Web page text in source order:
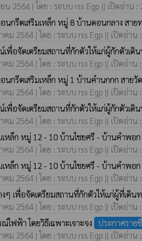
น 2564 | โดย : ระบบ rss Egp || เปิดอ่าน :
นกรีตเสริมเหล็ก หมู่ 8 บ้านดอนกลาง สา
ม 2564 | โดย : ระบบ rss Egp || เปิดอ่าน
พื่อจัดเตรียมสถานที่กักตัวให้แก่ผู้กักตัวเดิน
ม 2564 | โดย : ระบบ rss Egp || เปิดอ่าน
นกรีตเสริมเหล็ก หมู่ 1 บ้านคำนกกก สายวั
ม 2564 | โดย : ระบบ rss Egp || เปิดอ่าน
พื่อจัดเตรียมสถานที่กักตัวให้แก่ผู้กักตัวเดิน
ม 2564 | โดย : ระบบ rss Egp || เปิดอ่าน
หล็ก หมู่ 12 - 10 บ้านไชยศรี - บ้านคำพอ
ม 2564 | โดย : ระบบ rss Egp || เปิดอ่าน
หล็ก หมู่ 12 - 10 บ้านไชยศรี - บ้านคำพอ
ม 2564 | โดย : ระบบ rss Egp || เปิดอ่าน
เพื่อจัดเตรียมสถานที่กักตัวให้แก่ผู้ที่เดินท
ม 2564 | โดย : ระบบ rss Egp || เปิดอ่าน
ไฟฟ้า โดยวิธีเฉพาะเจาะจง
ประกาศราย
ม 2564 | โดย : ระบบ rss Egp || เปิดอ่าน